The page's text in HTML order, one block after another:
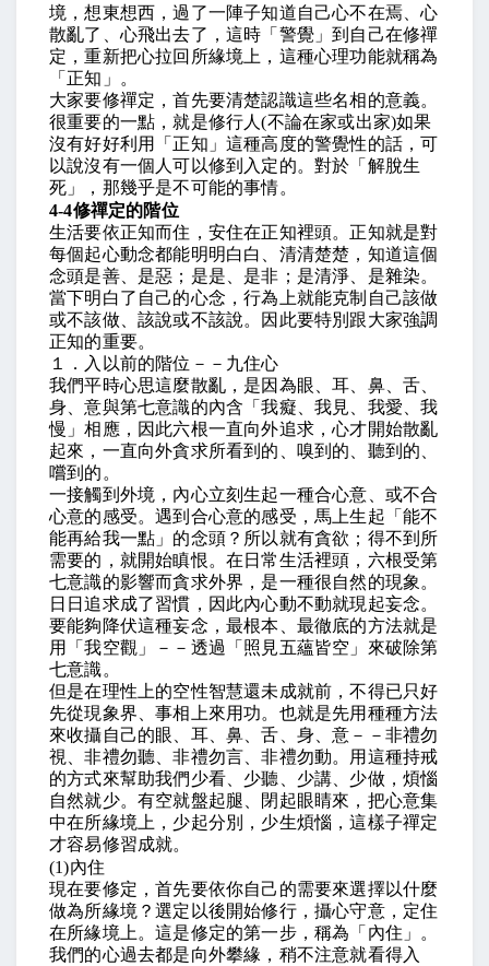
境，想東想西，過了一陣子知道自己心不在焉、心
散亂了、心飛出去了，這時「警覺」到自己在修禪
定，重新把心拉回所緣境上，這種心理功能就稱為
「正知」。
大家要修禪定，首先要清楚認識這些名相的意義。
很重要的一點，就是修行人(不論在家或出家)如果
沒有好好利用「正知」這種高度的警覺性的話，可
以說沒有一個人可以修到入定的。對於「解脫生
死」，那幾乎是不可能的事情。
4-4修禪定的階位
生活要依正知而住，安住在正知裡頭。正知就是對
每個起心動念都能明明白白、清清楚楚，知道這個
念頭是善、是惡；是是、是非；是清淨、是雜染。
當下明白了自己的心念，行為上就能克制自己該做
或不該做、該說或不該說。因此要特別跟大家強調
正知的重要。
１．入以前的階位－－九住心
我們平時心思這麼散亂，是因為眼、耳、鼻、舌、
身、意與第七意識的內含「我癡、我見、我愛、我
慢」相應，因此六根一直向外追求，心才開始散亂
起來，一直向外貪求所看到的、嗅到的、聽到的、
嚐到的。
一接觸到外境，內心立刻生起一種合心意、或不合
心意的感受。遇到合心意的感受，馬上生起「能不
能再給我一點」的念頭？所以就有貪欲；得不到所
需要的，就開始瞋恨。在日常生活裡頭，六根受第
七意識的影響而貪求外界，是一種很自然的現象。
日日追求成了習慣，因此內心動不動就現起妄念。
要能夠降伏這種妄念，最根本、最徹底的方法就是
用「我空觀」－－透過「照見五蘊皆空」來破除第
七意識。
但是在理性上的空性智慧還未成就前，不得已只好
先從現象界、事相上來用功。也就是先用種種方法
來收攝自己的眼、耳、鼻、舌、身、意－－非禮勿
視、非禮勿聽、非禮勿言、非禮勿動。用這種持戒
的方式來幫助我們少看、少聽、少講、少做，煩惱
自然就少。有空就盤起腿、閉起眼睛來，把心意集
中在所緣境上，少起分別，少生煩惱，這樣子禪定
才容易修習成就。
(1)內住
現在要修定，首先要依你自己的需要來選擇以什麼
做為所緣境？選定以後開始修行，攝心守意，定住
在所緣境上。這是修定的第一步，稱為「內住」。
我們的心過去都是向外攀緣，稍不注意就看得入